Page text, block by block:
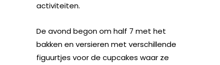
activiteiten.
De avond begon om half 7 met het
bakken en versieren met verschillende
figuurtjes voor de cupcakes waar ze